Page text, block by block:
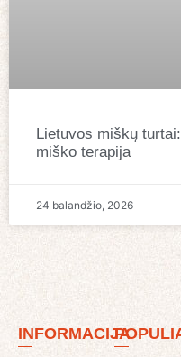
Lietuvos miškų
miško terapija
24 balandžio, 2026
INFORMACIJA